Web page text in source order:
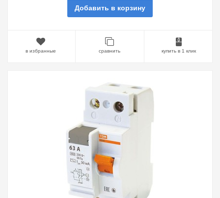
Добавить в корзину
в избранные сравнить купить в 1 клик